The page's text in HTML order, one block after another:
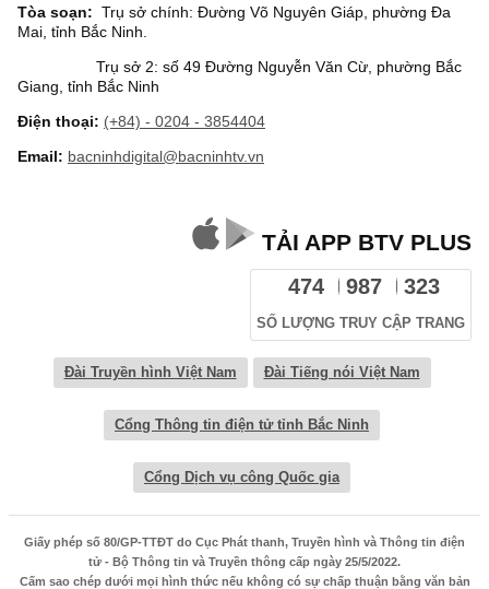
Tòa soạn: Trụ sở chính: Đường Võ Nguyên Giáp, phường Đa
Mai, tỉnh Bắc Ninh.
Trụ sở 2: số 49 Đường Nguyễn Văn Cừ, phường Bắc
Giang, tỉnh Bắc Ninh
Điện thoại: (+84) - 0204 - 3854404
Email: bacninhdigital@bacninhtv.vn
TẢI APP BTV PLUS
474 987 323
SỐ LƯỢNG TRUY CẬP TRANG
Đài Truyền hình Việt Nam Đài Tiếng nói Việt Nam
Cổng Thông tin điện tử tỉnh Bắc Ninh
Cổng Dịch vụ công Quốc gia
Giấy phép số 80/GP-TTĐT do Cục Phát thanh, Truyền hình và Thông tin điện
tử - Bộ Thông tin và Truyền thông cấp ngày 25/5/2022.
Cấm sao chép dưới mọi hình thức nếu không có sự chấp thuận bằng văn bản